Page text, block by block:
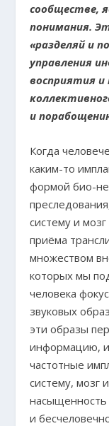
сообществе,
понимания.
«разделяй и
управления
восприятия и
и
Когда
каким-то
формой био-
систему и
приёма
множеством
которых мы
человека
звуковых
эти образы
информацию,
частотные
систему, мозг
насыщенность
и